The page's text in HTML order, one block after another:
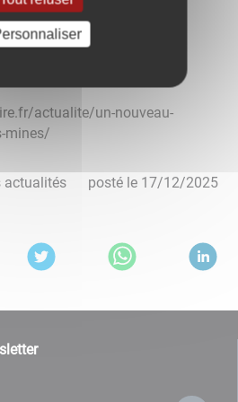
l'avancement du futur
actualite/un-nouveau-
mines/
actualités posté le 17/12/2025